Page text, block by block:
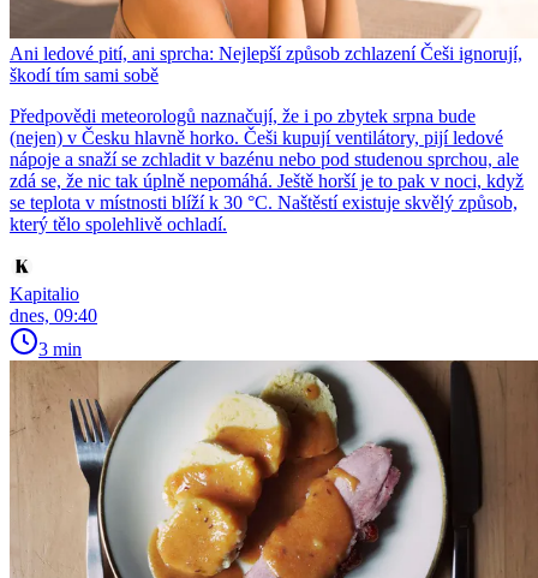
Ani ledové pití, ani sprcha: Nejlepší způsob zchlazení Češi ignorují,
škodí tím sami sobě
Předpovědi meteorologů naznačují, že i po zbytek srpna bude
(nejen) v Česku hlavně horko. Češi kupují ventilátory, pijí ledové
nápoje a snaží se zchladit v bazénu nebo pod studenou sprchou, ale
zdá se, že nic tak úplně nepomáhá. Ještě horší je to pak v noci, když
se teplota v místnosti blíží k 30 °C. Naštěstí existuje skvělý způsob,
který tělo spolehlivě ochladí.
Kapitalio
dnes, 09:40
3 min